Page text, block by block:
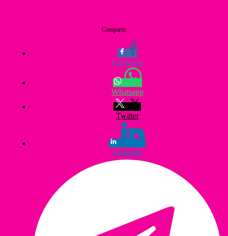
Compartir
Facebook
Whatsapp
Twitter
Linkedin